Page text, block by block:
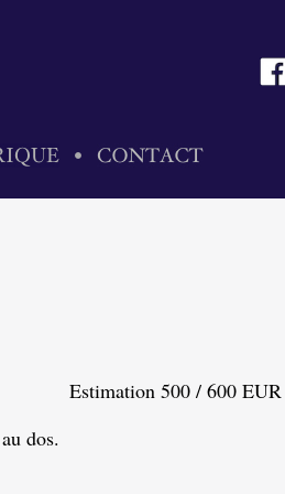
Estimation 500 / 600 EUR
dos.